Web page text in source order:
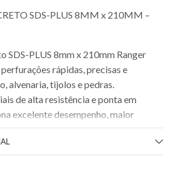
SDS-PLUS 8MM x 210MM –
SDS-PLUS 8mm x 210mm Ranger
rápidas, precisas e
alvenaria, tijolos e pedras.
de alta resistência e ponta em
excelente desempenho, maior
de perfuração.
garante melhor fixação na